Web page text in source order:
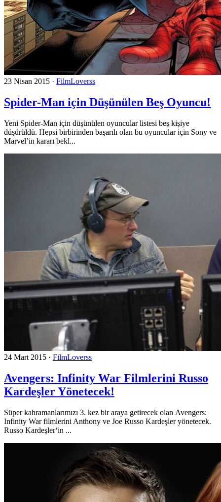
23 Nisan 2015 · FilmLoverss
Spider-Man için Düşünülen Beş Oyuncu!
Yeni Spider-Man için düşünülen oyuncular listesi beş kişiye
düşürüldü. Hepsi birbirinden başarılı olan bu oyuncular için Sony ve
Marvel’in kararı bekl...
24 Mart 2015 · FilmLoverss
Avengers: Infinity War Filmlerini Russo
Kardeşler Yönetecek!
Süper kahramanlarımızı 3. kez bir araya getirecek olan Avengers:
Infinity War filmlerini Anthony ve Joe Russo Kardeşler yönetecek.
Russo Kardeşler‘in ...